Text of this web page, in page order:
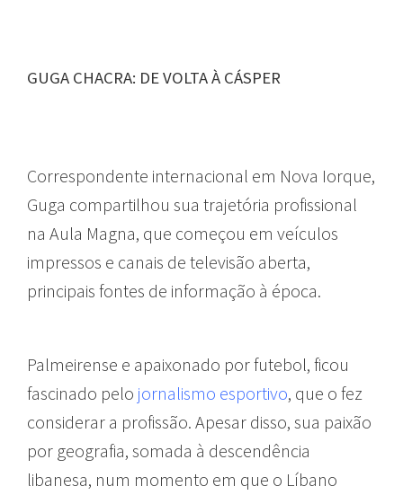
GUGA CHACRA: DE VOLTA À CÁSPER
Correspondente internacional em Nova Iorque,
Guga compartilhou sua trajetória profissional
na Aula Magna, que começou em veículos
impressos e canais de televisão aberta,
principais fontes de informação à época.
Palmeirense e apaixonado por futebol, ficou
fascinado pelo jornalismo esportivo, que o fez
considerar a profissão. Apesar disso, sua paixão
por geografia, somada à descendência
libanesa, num momento em que o Líbano